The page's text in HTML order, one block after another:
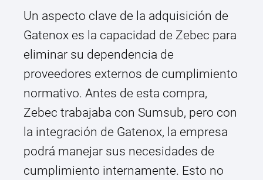
Un aspecto clave de la adquisición de
Gatenox es la capacidad de Zebec para
eliminar su dependencia de
proveedores externos de cumplimiento
normativo. Antes de esta compra,
Zebec trabajaba con Sumsub, pero con
la integración de Gatenox, la empresa
podrá manejar sus necesidades de
cumplimiento internamente. Esto no